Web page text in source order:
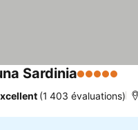
Sardinia5 Étoiles
(1 403 évaluations)